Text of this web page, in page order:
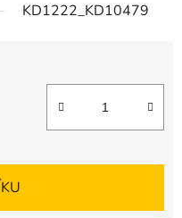
KD1222_KD10479